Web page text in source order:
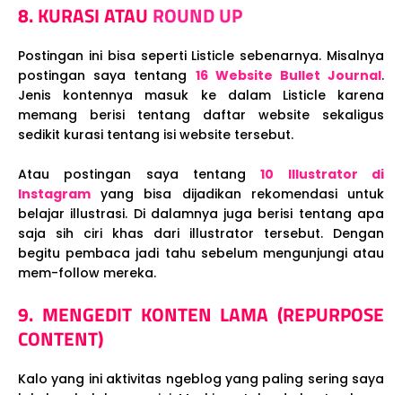
8. KURASI ATAU ROUND UP
Postingan ini bisa seperti Listicle sebenarnya. Misalnya
postingan saya tentang 16 Website Bullet Journal.
Jenis kontennya masuk ke dalam Listicle karena
memang berisi tentang daftar website sekaligus
sedikit kurasi tentang isi website tersebut.
Atau postingan saya tentang10 Illustrator di
Instagram yang bisa dijadikan rekomendasi untuk
belajar illustrasi. Di dalamnya juga berisi tentang apa
saja sih ciri khas dari illustrator tersebut. Dengan
begitu pembaca jadi tahu sebelum mengunjungi atau
mem-follow mereka.
9. MENGEDIT KONTEN LAMA (REPURPOSE
CONTENT)
Kalo yang ini aktivitas ngeblog yang paling sering saya